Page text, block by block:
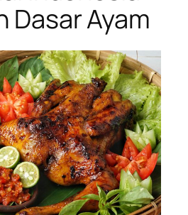
Dasar Ayam